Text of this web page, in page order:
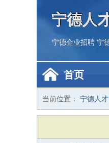
宁德人
宁德企业招聘 宁
首页
当前位置： 宁德人